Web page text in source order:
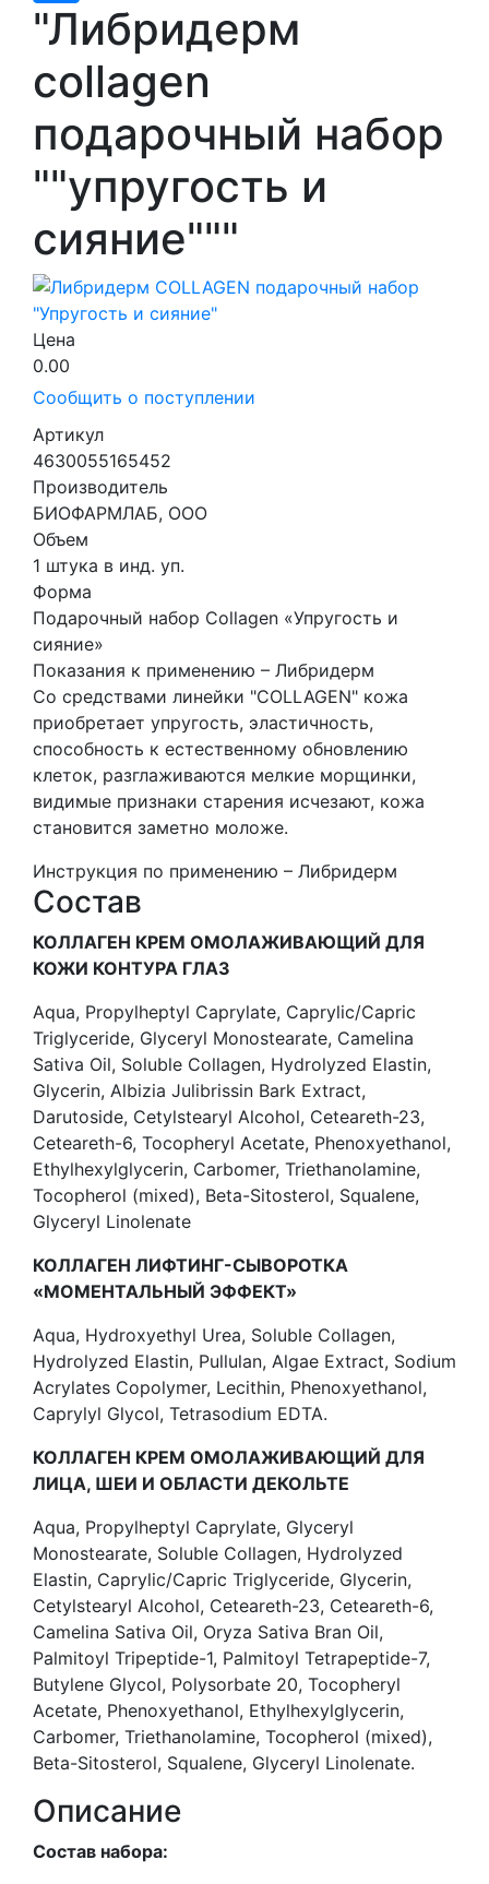
"Либридерм
collagen
подарочный набор
""упругость и
сияние"""
Цена
0.00
Сообщить о поступлении
Артикул
4630055165452
Производитель
БИОФАРМЛАБ, ООО
Объем
1 штука в инд. уп.
Форма
Подарочный набор Collagen «Упругость и
сияние»
Показания к применению – Либридерм
Со средствами линейки "COLLAGEN" кожа
приобретает упругость, эластичность,
способность к естественному обновлению
клеток, разглаживаются мелкие морщинки,
видимые признаки старения исчезают, кожа
становится заметно моложе.
Инструкция по применению – Либридерм
Состав
КОЛЛАГЕН КРЕМ ОМОЛАЖИВАЮЩИЙ ДЛЯ
КОЖИ КОНТУРА ГЛАЗ
Aqua, Propylheptyl Caprylate, Caprylic/Capric
Triglyceride, Glyceryl Monostearate, Camelina
Sativa Oil, Soluble Collagen, Hydrolyzed Elastin,
Glycerin, Albizia Julibrissin Bark Extract,
Darutoside, Cetylstearyl Alcohol, Ceteareth-23,
Ceteareth-6, Tocopheryl Acetate, Phenoxyethanol,
Ethylhexylglycerin, Carbomer, Triethanolamine,
Tocopherol (mixed), Beta-Sitosterol, Squalene,
Glyceryl Linolenate
КОЛЛАГЕН ЛИФТИНГ-СЫВОРОТКА
«МОМЕНТАЛЬНЫЙ ЭФФЕКТ»
Aqua, Hydroxyethyl Urea, Soluble Collagen,
Hydrolyzed Elastin, Pullulan, Algae Extract, Sodium
Acrylates Copolymer, Lecithin, Phenoxyethanol,
Caprylyl Glycol, Tetrasodium EDTA.
КОЛЛАГЕН КРЕМ ОМОЛАЖИВАЮЩИЙ ДЛЯ
ЛИЦА, ШЕИ И ОБЛАСТИ ДЕКОЛЬТЕ
Aqua, Propylheptyl Caprylate, Glyceryl
Monostearate, Soluble Collagen, Hydrolyzed
Elastin, Caprylic/Capric Triglyceride, Glycerin,
Cetylstearyl Alcohol, Ceteareth-23, Ceteareth-6,
Camelina Sativa Oil, Oryza Sativa Bran Oil,
Palmitoyl Tripeptide-1, Palmitoyl Tetrapeptide-7,
Butylene Glycol, Polysorbate 20, Tocopheryl
Acetate, Phenoxyethanol, Ethylhexylglycerin,
Carbomer, Triethanolamine, Tocopherol (mixed),
Beta-Sitosterol, Squalene, Glyceryl Linolenate.
Описание
Состав набора: